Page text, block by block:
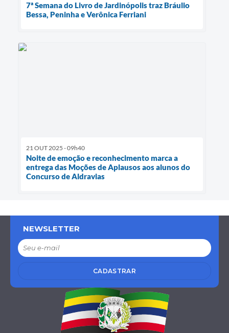
7ª Semana do Livro de Jardinópolis traz Bráulio
Bessa, Peninha e Verônica Ferriani
21 OUT 2025 - 09h40
Noite de emoção e reconhecimento marca a
entrega das Moções de Aplausos aos alunos do
Concurso de Aldravias
NEWSLETTER
CADASTRAR